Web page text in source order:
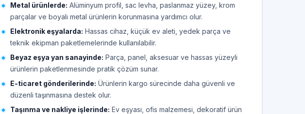
Metal ürünlerde: Alüminyum profil, sac levha, paslanmaz yüzey, krom
parçalar ve boyalı metal ürünlerin korunmasına yardımcı olur.
Elektronik eşyalarda: Hassas cihaz, küçük ev aleti, yedek parça ve
teknik ekipman paketlemelerinde kullanılabilir.
Beyaz eşya yan sanayinde: Parça, panel, aksesuar ve hassas yüzeyli
ürünlerin paketlenmesinde pratik çözüm sunar.
E-ticaret gönderilerinde: Ürünlerin kargo sürecinde daha güvenli ve
düzenli taşınmasına destek olur.
Taşınma ve nakliye işlerinde: Ev eşyası, ofis malzemesi, dekoratif ürün